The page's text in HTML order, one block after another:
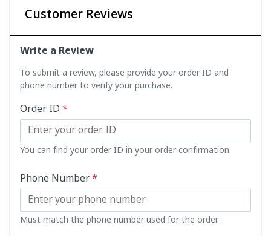
Customer Reviews
Write a Review
To submit a review, please provide your order ID and
phone number to verify your purchase.
Order ID *
You can find your order ID in your order confirmation.
Phone Number*
Must match the phone number used for the order.